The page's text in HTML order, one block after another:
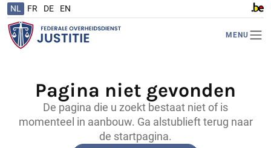
NL FR DE EN
MENU
Pagina niet gevonden
De pagina die u zoekt bestaat niet of is
momenteel in aanbouw. Ga alstublieft terug naar
de startpagina.